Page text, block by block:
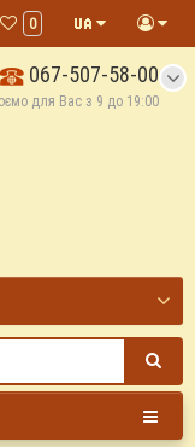
0
067-507-58-00
для Вас з 9 до 19:00